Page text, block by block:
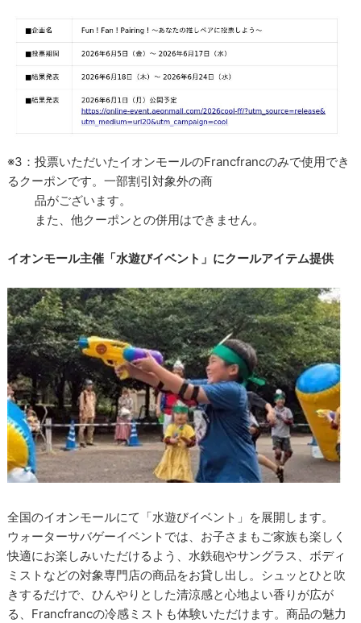
※3：投票いただいたイオンモールのFrancfrancのみで使用でき
るクーポンです。一部割引対象外の商
品がございます。
また、他クーポンとの併用はできません。
イオンモール主催「水遊びイベント」にクールアイテム提供
全国のイオンモールにて「水遊びイベント」を展開します。
ウォーターサバゲーイベントでは、お子さまもご家族も楽しく
快適にお楽しみいただけるよう、水鉄砲やサングラス、ボディ
ミストなどの対象専門店の商品をお貸し出し。シュッとひと吹
きするだけで、ひんやりとした清涼感と心地よい香りが広が
る、Francfrancの冷感ミストも体験いただけます。商品の魅力